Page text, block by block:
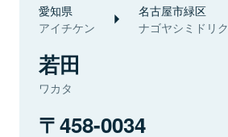
愛知県
アイチケン
名古屋市緑区
ナゴヤシミドリク
若田
ワカタ
458-0034